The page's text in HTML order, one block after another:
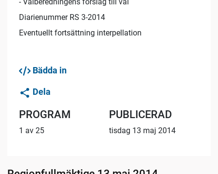
Diarienummer RS 3-2014
Eventuellt fortsättning interpellation
Bädda in
Dela
PROGRAM
1 av 25
PUBLICERAD
tisdag 13 maj 2014